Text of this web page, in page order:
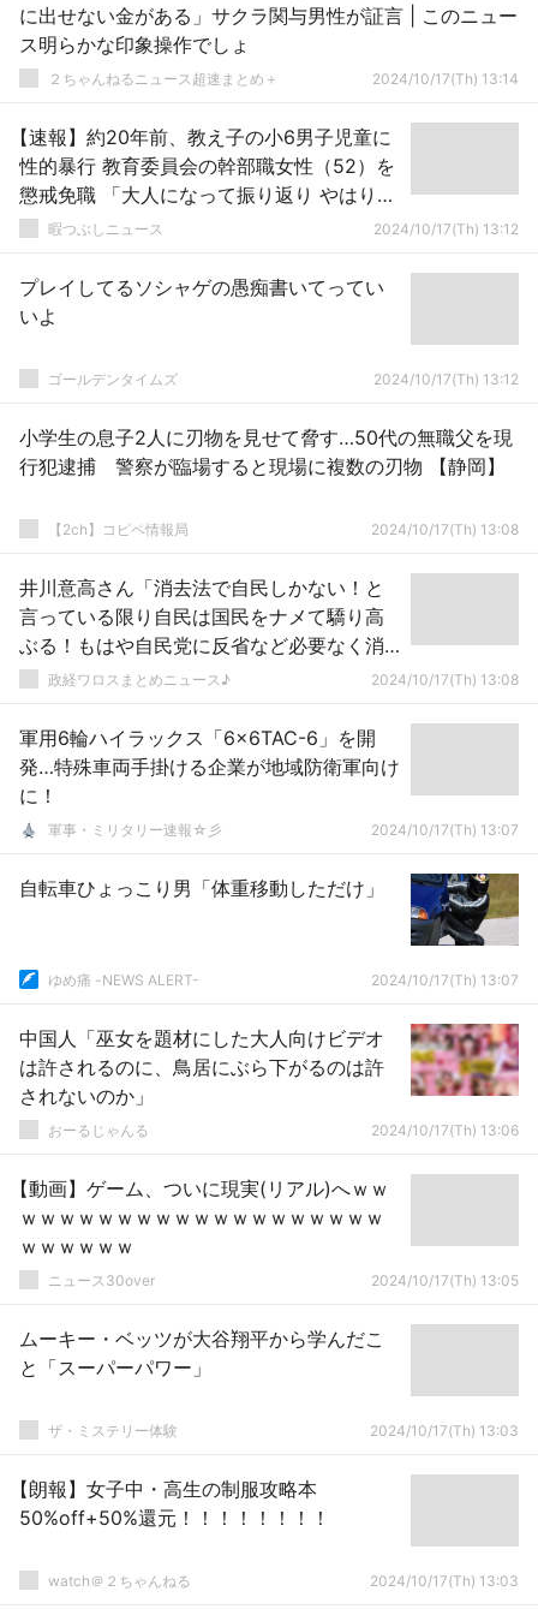
に出せない金がある」サクラ関与男性が証言 | このニュー
ス明らかな印象操作でしょ
２ちゃんねるニュース超速まとめ＋ 2024/10/17(Th) 13:14
【速報】約20年前、教え子の小6男子児童に
性的暴行 教育委員会の幹部職女性（52）を
懲戒免職 「大人になって振り返り やはりお
かしい」と被害訴え
暇つぶしニュース 2024/10/17(Th) 13:12
プレイしてるソシャゲの愚痴書いてってい
いよ
ゴールデンタイムズ 2024/10/17(Th) 13:12
小学生の息子2人に刃物を見せて脅す…50代の無職父を現
行犯逮捕 警察が臨場すると現場に複数の刃物 【静岡】
【2ch】コピペ情報局 2024/10/17(Th) 13:08
井川意高さん「消去法で自民しかない！と
言っている限り自民は国民をナメて驕り高
ぶる！もはや自民党に反省など必要なく消
えてなくなれば良いが
政経ワロスまとめニュース♪ 2024/10/17(Th) 13:08
軍用6輪ハイラックス「6×6TAC-6」を開
発…特殊車両手掛ける企業が地域防衛軍向け
に！
軍事・ミリタリー速報☆彡 2024/10/17(Th) 13:07
自転車ひょっこり男「体重移動しただけ」
ゆめ痛 -NEWS ALERT- 2024/10/17(Th) 13:07
中国人「巫女を題材にした大人向けビデオ
は許されるのに、鳥居にぶら下がるのは許
されないのか」
おーるじゃんる 2024/10/17(Th) 13:06
【動画】ゲーム、ついに現実(リアル)へｗｗ
ｗｗｗｗｗｗｗｗｗｗｗｗｗｗｗｗｗｗｗ
ｗｗｗｗｗｗ
ニュース30over 2024/10/17(Th) 13:05
ムーキー・ベッツが大谷翔平から学んだこ
と「スーパーパワー」
ザ・ミステリー体験 2024/10/17(Th) 13:03
【朗報】女子中・高生の制服攻略本
50%off+50%還元！！！！！！！！
watch＠２ちゃんねる 2024/10/17(Th) 13:03